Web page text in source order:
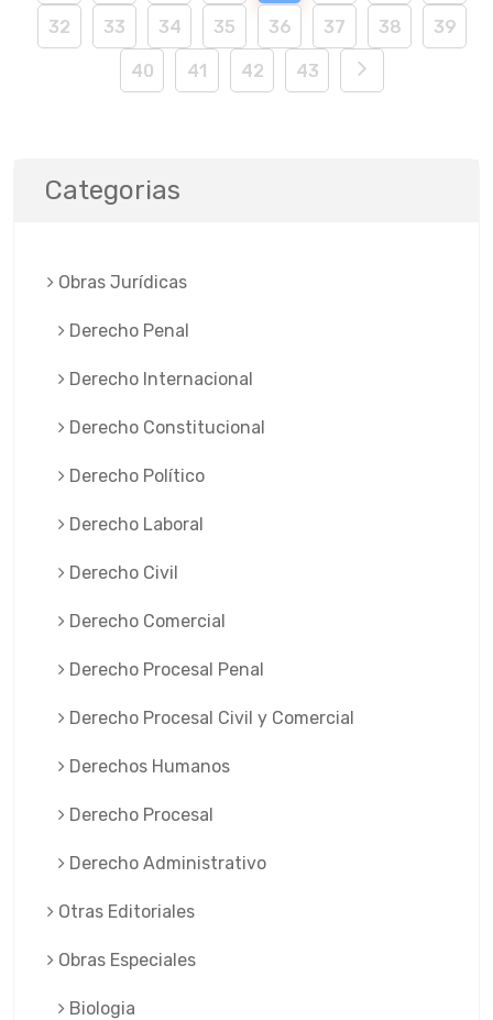
32 33 34 35 36 37 38 39
40 41 42 43
Categorias
Obras Jurí­dicas
Derecho Penal
Derecho Internacional
Derecho Constitucional
Derecho Político
Derecho Laboral
Derecho Civil
Derecho Comercial
Derecho Procesal Penal
Derecho Procesal Civil y Comercial
Derechos Humanos
Derecho Procesal
Derecho Administrativo
Otras Editoriales
Obras Especiales
Biologia